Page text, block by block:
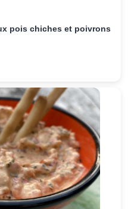
pois chiches et poivrons